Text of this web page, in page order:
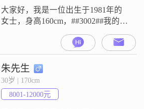
处，
大家好，我是一位出生于1981年的
女士，身高160cm，##3002##我的学
元之间##3002##我性格温柔体贴，
善解人意，非常注重家庭的和谐与
幸福##3002##对我来说，家庭始终
是第一位的，我希望能和另一半一
起经营一个温馨的家庭，追求简单
而真实的幸福##3002##我对待感
朱先生
30岁 | 170cm
8001-12000元